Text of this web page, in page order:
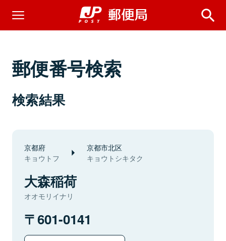
郵便番号検索
検索結果
京都府
キョウトフ
京都市北区
キョウトシキタク
大森稲荷
オオモリイナリ
601-0141